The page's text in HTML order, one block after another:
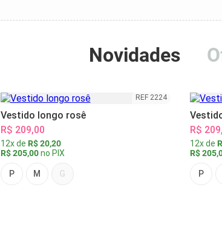
Novidades
REF 2224
Vestido longo rosê
R$ 209,00
12x de R$ 20,20
R$ 205,00no PIX
P M G
R$
12x de
R$
P